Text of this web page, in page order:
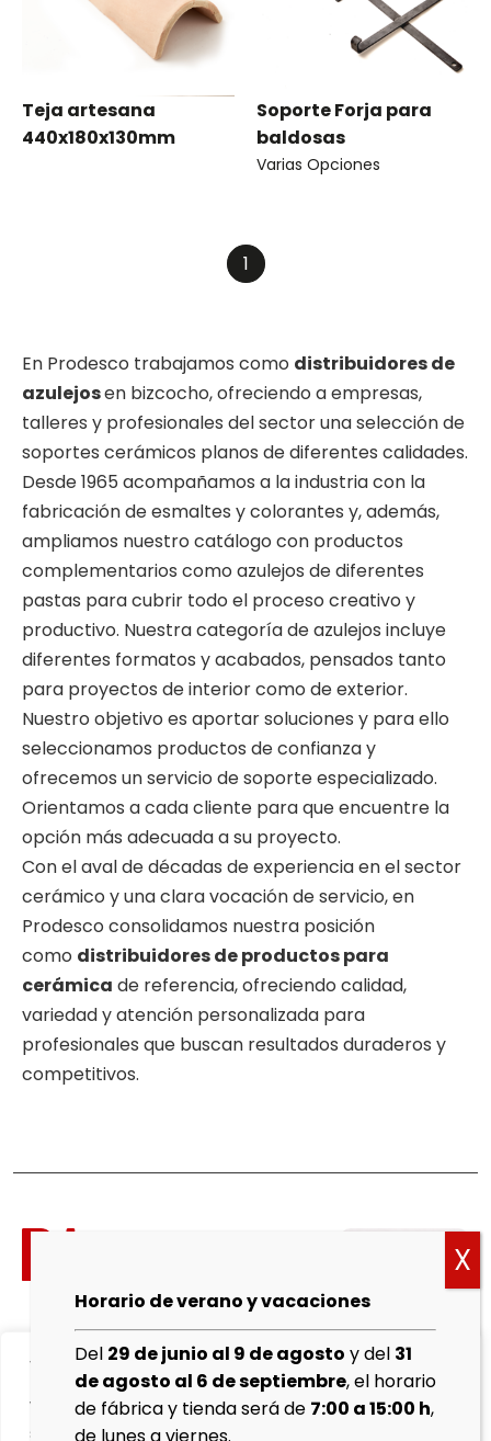
We value your privacy
We use cookies to enhance your browsing experience,
serve personalised ads or content, and analyse our
Teja artesana
440x180x130mm
Soporte Forja para
baldosas
Varias Opciones
1
En Prodesco trabajamos como distribuidores de
azulejosen bizcocho, ofreciendo a empresas,
talleres y profesionales del sector una selección de
soportes cerámicos planos de diferentes calidades.
Desde 1965 acompañamos a la industria con la
fabricación de esmaltes y colorantes y, además,
ampliamos nuestro catálogo con productos
complementarios como azulejos de diferentes
pastas para cubrir todo el proceso creativo y
productivo. Nuestra categoría de azulejos incluye
diferentes formatos y acabados, pensados tanto
para proyectos de interior como de exterior.
Nuestro objetivo es aportar soluciones y para ello
seleccionamos productos de confianza y
ofrecemos un servicio de soporte especializado.
Orientamos a cada cliente para que encuentre la
opción más adecuada a su proyecto.
Con el aval de décadas de experiencia en el sector
cerámico y una clara vocación de servicio, en
Prodesco consolidamos nuestra posición
como distribuidores de productos para
cerámica de referencia, ofreciendo calidad,
variedad y atención personalizada para
profesionales que buscan resultados duraderos y
competitivos.
cookies
Aviso
Legal
Política de
Horario de verano y vacaciones
Del 29 de junio al 9 de agosto y del 31
de agosto al 6 de septiembre, el horario
de fábrica y tienda será de 7:00 a 15:00 h,